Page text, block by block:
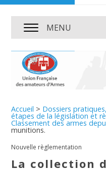
MENU
Accueil > Dossiers
étapes de la législation et
Classement des armes
munitions.
Nouvelle règlementation
La collection